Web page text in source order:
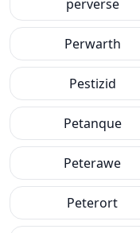
perverse
Perwarth
Pestizid
Petanque
Peterawe
Peterort